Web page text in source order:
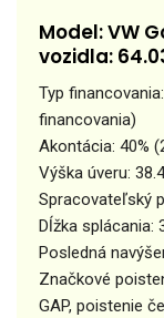
Model: VW
vozidla:
Typ
financovania)
Akontácia: 40%
Výška úveru:
Spracovateľský
Dĺžka splácania:
Posledná
Značkové
GAP, poistenie